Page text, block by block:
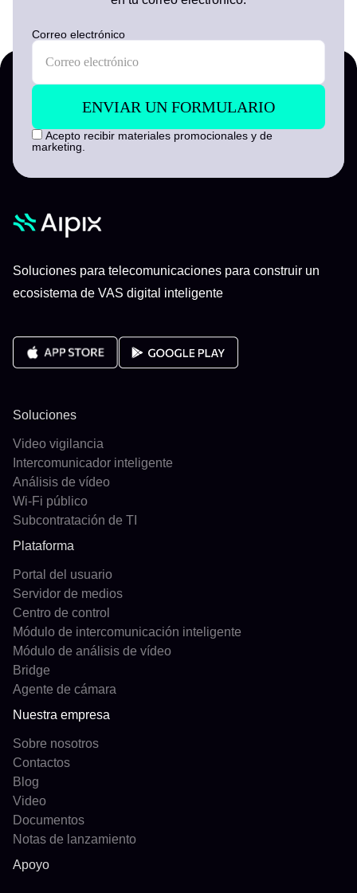
Correo electrónico
Acepto recibir materiales promocionales y de
marketing.
Soluciones para telecomunicaciones para construir un
ecosistema de VAS digital inteligente
Soluciones
Video vigilancia
Intercomunicador inteligente
Análisis de vídeo
Wi-Fi público
Subcontratación de TI
Plataforma
Portal del usuario
Servidor de medios
Centro de control
Módulo de intercomunicación inteligente
Módulo de análisis de vídeo
Bridge
Agente de cámara
Nuestra empresa
Sobre nosotros
Contactos
Blog
Video
Documentos
Notas de lanzamiento
Apoyo